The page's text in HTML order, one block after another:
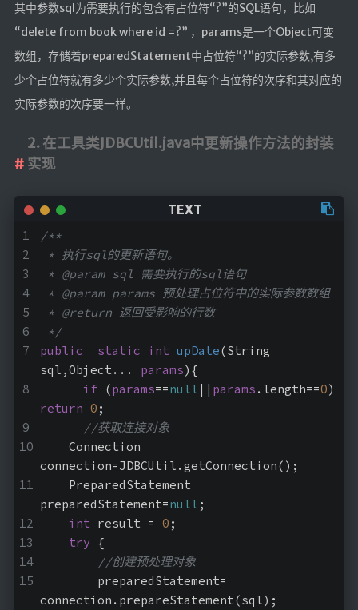
其中参数sql为需要执行的包含有占位符“?”的SQL语句，比如
“delete from book where id =?” ，params是一个Object可变
数组，存储着preparedStatement中占位符“?”的实际参数,有多
少个占位符就有多少个实际参数,并且每个占位符的次序和其对应的
实际参数的次序要一样。
2. 在工具类JDBCUtil.java中更新操作方法的封装
实现
/**
* 执行sql的更新语句。
* @param sql 需要执行的sql语句
* @param params 预处理占位符中的实际参数数组
* @return 返回受影响的行数
*/
public
static int upDate(String
sql,Object... params) {
if (params==null || params .length==0
return 0 ;
//获取连接对象
connection=JDBCUtil.getConnection();
preparedStatement=null ;
int result = 0 ;
try {
//创建预处理对象
connection.prepareStatement(sql);